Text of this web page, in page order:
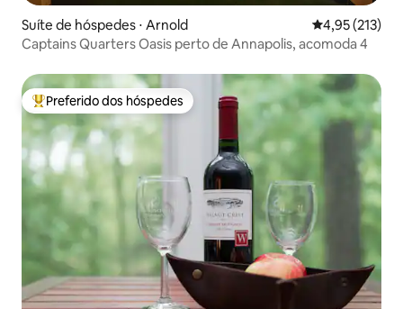
Suíte de hóspedes ⋅ Arnold 4,95 de uma
4,95 (213)
Captains Quarters Oasis perto de Annapolis, acomoda 4
Entre os melhores preferidos dos hóspedes
Preferido dos hóspedes